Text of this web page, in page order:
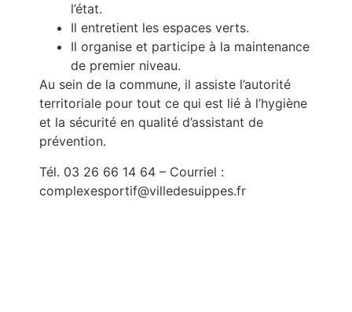
l’état.
Il entretient les espaces verts.
Il organise et participe à la maintenance
de premier niveau.
Au sein de la commune, il assiste l’autorité
territoriale pour tout ce qui est lié à l’hygiène
et la sécurité en qualité d’assistant de
prévention.
Tél. 03 26 66 14 64 – Courriel :
complexesportif@villedesuippes.fr